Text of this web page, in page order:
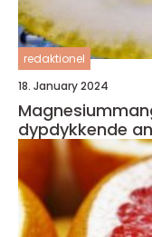
redaktionel
18. January 2024
dypdykkende